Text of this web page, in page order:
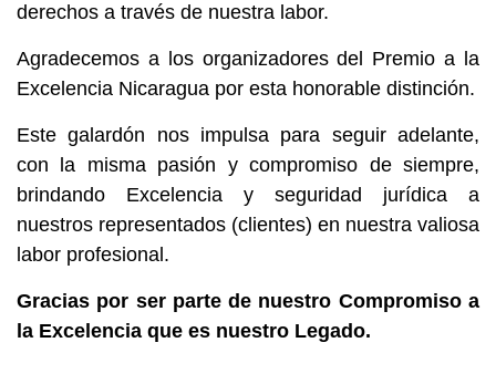
derechos a través de nuestra labor.
Agradecemos a los organizadores del Premio a la
Excelencia Nicaragua por esta honorable distinción.
Este galardón nos impulsa para seguir adelante,
con la misma pasión y compromiso de siempre,
brindando Excelencia y seguridad jurídica a
nuestros representados (clientes) en nuestra valiosa
labor profesional.
Gracias por ser parte de nuestro Compromiso a
la Excelencia que es nuestro Legado.